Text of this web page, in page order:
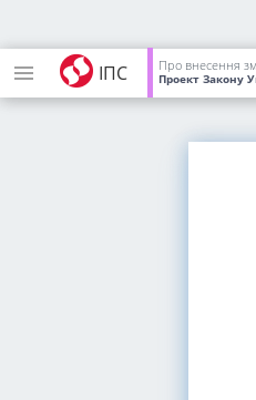
ІПС Про внесення
Проект Закону